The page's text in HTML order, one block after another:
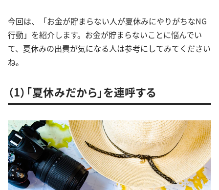
今回は、「お金が貯まらない人が夏休みにやりがちなNG
行動」を紹介します。お金が貯まらないことに悩んでい
て、夏休みの出費が気になる人は参考にしてみてください
ね。
（1）「夏休みだから」を連呼する